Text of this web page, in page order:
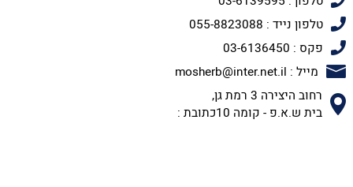
טלפון נייד : 055-8823088
פקס : 03-6136450
מייל : mosherb@inter.net.il
רחוב היצירה 3 רמת גן,
בית ש.א.פ - קומה 10כתובת :